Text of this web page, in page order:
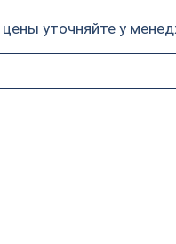
уточняйте у